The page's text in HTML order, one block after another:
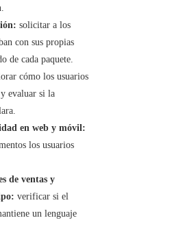
solicitar a los
con sus propias
de cada paquete.
cómo los usuarios
evaluar si la
en web y móvil:
los usuarios
de ventas y
verificar si el
un lenguaje